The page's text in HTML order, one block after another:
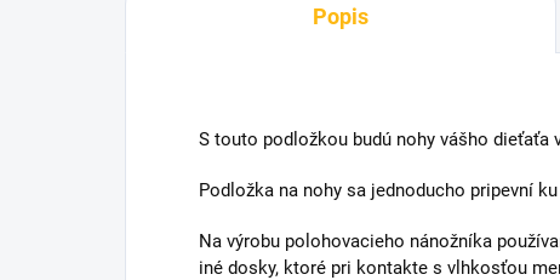
Popis
S touto podložkou budú nohy vášho
Podložka na nohy sa jednoducho pripevní
Na výrobu polohovacieho nánožníka
iné dosky, ktoré pri kontakte s vlhkosťou